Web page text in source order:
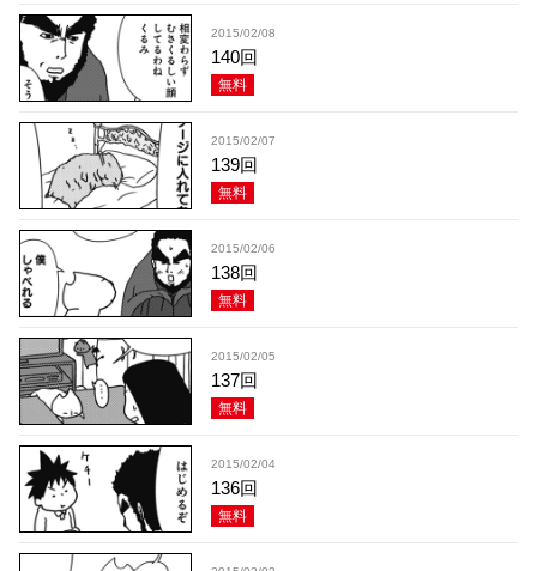
2015/02/08
140回
無料
2015/02/07
139回
無料
2015/02/06
138回
無料
2015/02/05
137回
無料
2015/02/04
136回
無料